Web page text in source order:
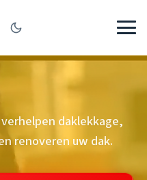
daklekkage,
renoveren uw dak.